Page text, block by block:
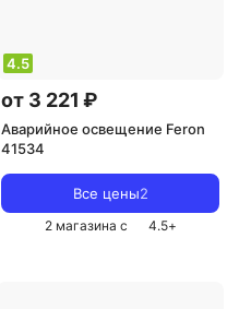
4.5
от 3 221 ₽
Аварийное освещение Feron
41534
Все цены2
2 магазина с 4.5+